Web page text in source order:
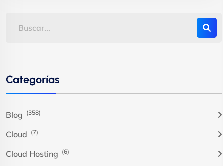
Categorías
Blog (358)
Cloud (7)
Cloud Hosting (6)